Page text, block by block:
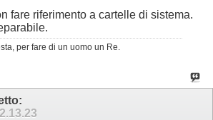
fare riferimento a cartelle di sistema.
per fare di un uomo un Re.